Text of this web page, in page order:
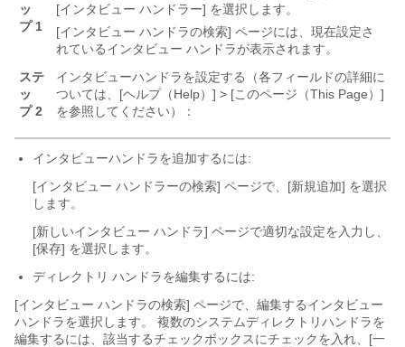
ッ
プ 1
[インタビュー ハンドラー] を選択します。
[インタビュー ハンドラの検索] ページには、現在設定さ
れているインタビュー ハンドラが表示されます。
ステ
ッ
プ 2
インタビューハンドラを設定する（各フィールドの詳細に
ついては、[ヘルプ（Help）] > [このページ（This Page）]
を参照してください）：
インタビューハンドラを追加するには:
[インタビュー ハンドラーの検索] ページで、[新規追加] を選択
します。
[新しいインタビュー ハンドラ] ページで適切な設定を入力し、
[保存] を選択します。
ディレクトリ ハンドラを編集するには:
[インタビュー ハンドラの検索] ページで、編集するインタビュー
ハンドラを選択します。 複数のシステムディレクトリハンドラを
編集するには、該当するチェックボックスにチェックを入れ、[一